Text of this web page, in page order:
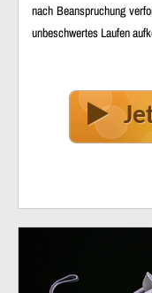
nach Beanspruchung
unbeschwertes Laufen